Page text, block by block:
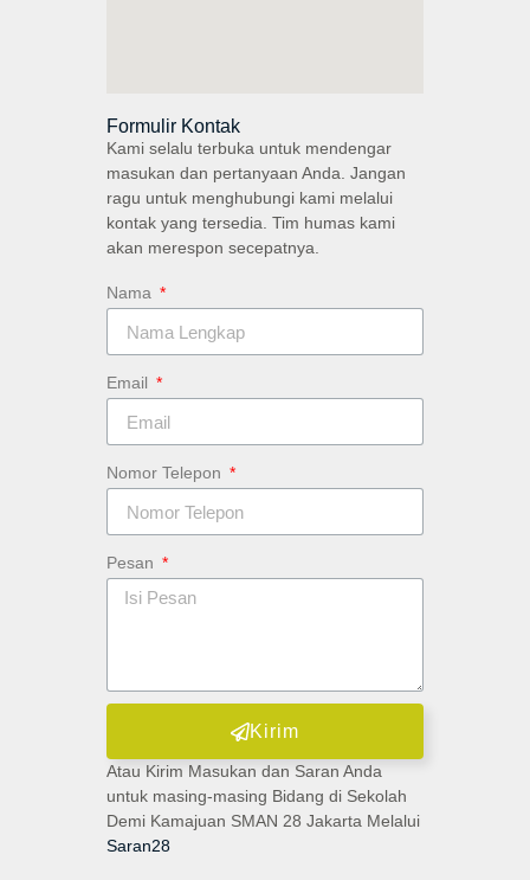
Formulir Kontak
Kami selalu terbuka untuk mendengar
masukan dan pertanyaan Anda. Jangan
ragu untuk menghubungi kami melalui
kontak yang tersedia. Tim humas kami
akan merespon secepatnya.
Nama
Email
Nomor Telepon
Pesan
Kirim
Atau Kirim Masukan dan Saran Anda
untuk masing-masing Bidang di Sekolah
Demi Kamajuan SMAN 28 Jakarta Melalui
Saran28